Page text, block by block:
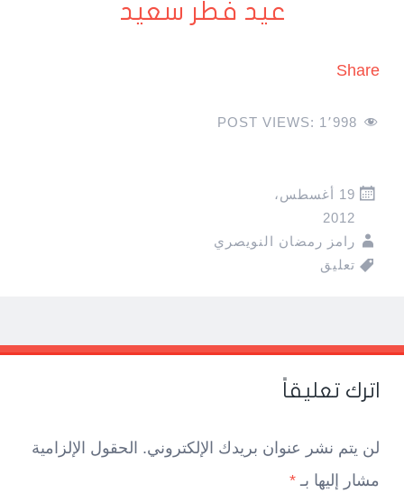
عيد فطر سعيد
Share
POST VIEWS: 1٬998
19 أغسطس،
2012
رامز رمضان النويصري
تعليق
Post
navigation
←
→
اترك تعليقاً
لن يتم نشر عنوان بريدك الإلكتروني. الحقول الإلزامية
مشار إليها بـ *